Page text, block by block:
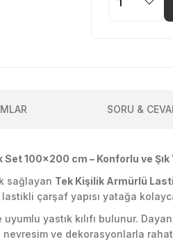
SORU &
100x200 cm – Konforlu ve Şık
sağlayan Tek Kişilik Armürlü
çarşaf yapısı yatağa
yastık kılıfı bulunur.
nevresim ve dekorasyonlarla